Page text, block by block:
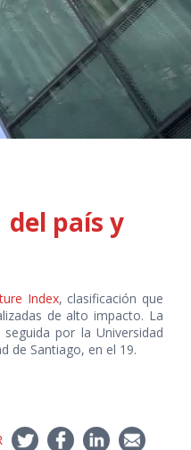
del país y
Index, clasificación que
de alto impacto. La
por la Universidad
de Santiago, en el 19.